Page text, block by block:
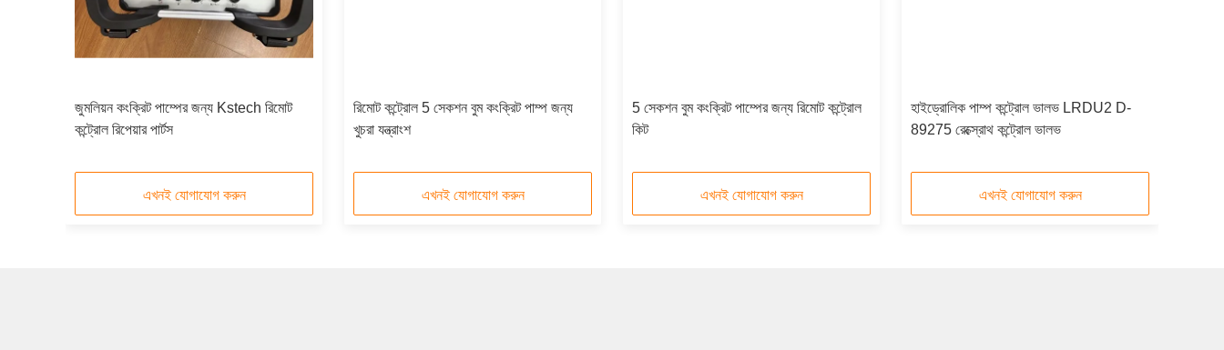
জুমলিয়ন কংক্রিট পাম্পের জন্য Kstech রিমোট
কন্ট্রোল রিপেয়ার পার্টস
এখনই যোগাযোগ করুন
রিমোট কন্ট্রোল 5 সেকশন বুম কংক্রিট পাম্প জন্য
খুচরা যন্ত্রাংশ
এখনই যোগাযোগ করুন
5 সেকশন বুম কংক্রিট পাম্পের জন্য রিমোট কন্ট্রোল
কিট
এখনই যোগাযোগ করুন
হাইড্রোলিক পাম্প কন্ট্রোল ভালভ LRDU2 D-
89275 রেক্স্রোথ কন্ট্রোল ভালভ
এখনই যোগাযোগ করুন